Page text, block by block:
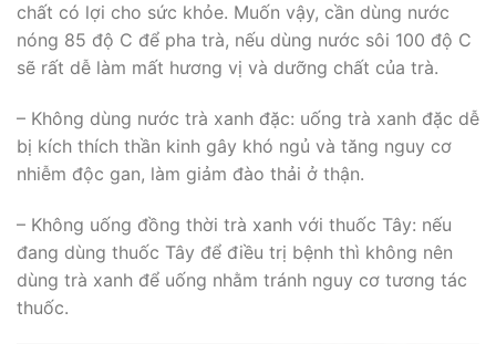
chất có lợi cho sức khỏe. Muốn vậy, cần dùng nước
nóng 85 độ C để pha trà, nếu dùng nước sôi 100 độ C
sẽ rất dễ làm mất hương vị và dưỡng chất của trà.
– Không dùng nước trà xanh đặc: uống trà xanh đặc dễ
bị kích thích thần kinh gây khó ngủ và tăng nguy cơ
nhiễm độc gan, làm giảm đào thải ở thận.
– Không uống đồng thời trà xanh với thuốc Tây: nếu
đang dùng thuốc Tây để điều trị bệnh thì không nên
dùng trà xanh để uống nhằm tránh nguy cơ tương tác
thuốc.